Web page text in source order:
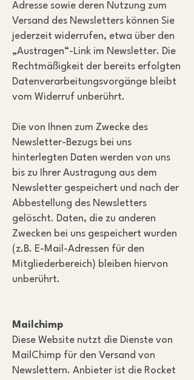
Adresse sowie deren Nutzung zum
Versand des Newsletters können Sie
jederzeit widerrufen, etwa über den
„Austragen“-Link im Newsletter. Die
Rechtmäßigkeit der bereits erfolgten
Datenverarbeitungsvorgänge bleibt
vom Widerruf unberührt.
Die von Ihnen zum Zwecke des
Newsletter-Bezugs bei uns
hinterlegten Daten werden von uns
bis zu Ihrer Austragung aus dem
Newsletter gespeichert und nach der
Abbestellung des Newsletters
gelöscht. Daten, die zu anderen
Zwecken bei uns gespeichert wurden
(z.B. E-Mail-Adressen für den
Mitgliederbereich) bleiben hiervon
unberührt.
Mailchimp
Diese Website nutzt die Dienste von
MailChimp für den Versand von
Newslettern. Anbieter ist die Rocket